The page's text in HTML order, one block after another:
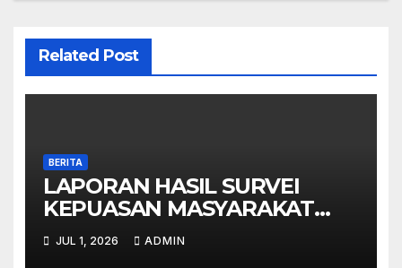
Related Post
BERITA
LAPORAN HASIL SURVEI
KEPUASAN MASYARAKAT
(IKM) SMAN JENGGAWAH –
SEMESTER I TAHUN 2026
JUL 1, 2026 ADMIN